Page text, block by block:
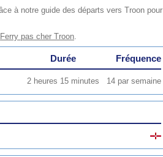
à notre guide des départs vers Troon pour
Ferry pas cher Troon.
Durée Fréquence
2 heures 15 minutes 14 par semaine